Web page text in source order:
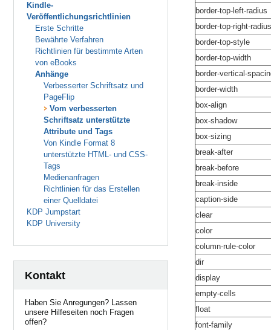
Kindle-
Veröffentlichungsrichtlinien
Erste Schritte
Bewährte Verfahren
Richtlinien für bestimmte Arten
von eBooks
Anhänge
Verbesserter Schriftsatz und
PageFlip
Vom verbesserten
Schriftsatz unterstützte
Attribute und Tags
Von Kindle Format 8
unterstützte HTML- und CSS-
Tags
Medienanfragen
Richtlinien für das Erstellen
einer Quelldatei
KDP Jumpstart
KDP University
Kontakt
Haben Sie Anregungen? Lassen
unsere Hilfeseiten noch Fragen
offen?
border-top-left-radius
border-top-right-radius
border-top-style
border-top-width
border-vertical-
border-width
box-align
box-shadow
box-sizing
break-after
break-before
break-inside
caption-side
clear
color
column-rule-color
dir
display
empty-cells
float
font-family